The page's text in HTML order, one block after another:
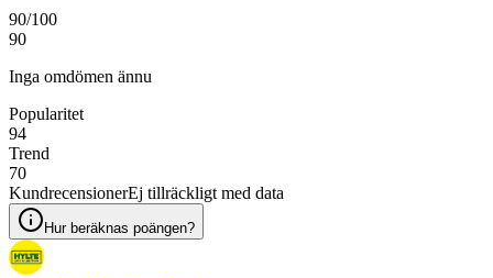
90/100
90
Inga omdömen ännu
Popularitet
94
Trend
70
KundrecensionerEj tillräckligt med data
Hur beräknas poängen?